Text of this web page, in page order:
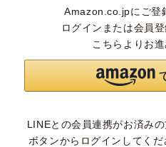
Amazon.co.jpにご登
ログインまたは会員
こちらよりお進
LINEとの会員連携がお済み
ボタンからログインしてくだ